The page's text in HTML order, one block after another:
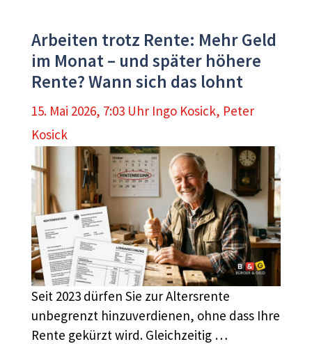
Arbeiten trotz Rente: Mehr Geld
im Monat – und später höhere
Rente? Wann sich das lohnt
15. Mai 2026, 7:03 Uhr Ingo Kosick, Peter
Kosick
Seit 2023 dürfen Sie zur Altersrente
unbegrenzt hinzuverdienen, ohne dass Ihre
Rente gekürzt wird. Gleichzeitig …